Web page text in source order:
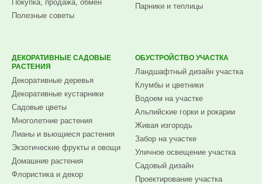
Покупка, продажа, обмен
Полезные советы
Парники и теплицы
ДЕКОРАТИВНЫЕ САДОВЫЕ
РАСТЕНИЯ
Декоративные деревья
Декоративные кустарники
Садовые цветы
Многолетние растения
Лианы и вьющиеся растения
Экзотические фрукты и овощи
Домашние растения
Флористика и декор
ОБУСТРОЙСТВО УЧАСТКА
Ландшафтный дизайн участка
Клумбы и цветники
Водоем на участке
Альпийские горки и рокарии
Живая изгородь
Забор на участке
Уличное освещение участка
Садовый дизайн
Проектирование участка